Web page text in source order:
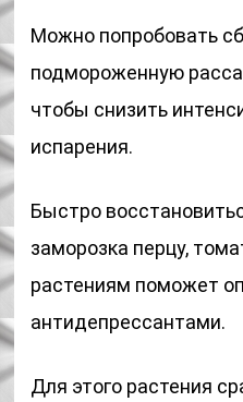
Можно попробовать
подмороженную
чтобы снизить
испарения.
Быстро
заморозка перцу,
растениям поможет
антидепрессантами.
Для этого растения